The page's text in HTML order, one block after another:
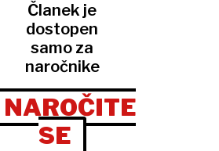
Članek je
dostopen
samo za
naročnike
NAROČITE
SE